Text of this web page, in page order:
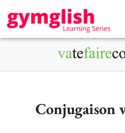
Conjugaison